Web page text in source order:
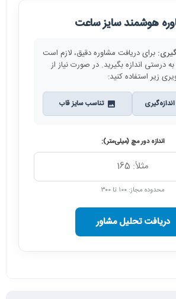
هوشمند سایز ساعت
برای دریافت مشاوره دقیق، لازم است
درستی اندازه بگیرید. در صورت نیاز از
زیر استفاده کنید:
تناسب سایز قاب
اندازه دور مچ (میلی‌متر):
محدوده مجاز: ۱۰۰ تا ۳۰۰
دریافت تحلیل مشاور